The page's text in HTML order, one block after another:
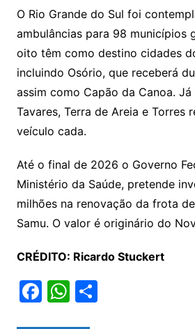
O Rio Grande do Sul foi
ambulâncias para 98 municípios
oito têm como destino cidades
incluindo Osório, que receberá
assim como Capão da Canoa.
Tavares, Terra de Areia e Torres
veículo cada.
Até o final de 2026 o Governo
Ministério da Saúde, pretende
milhões na renovação da frota
Samu. O valor é originário do
CRÉDITO: Ricardo Stuckert
F W S